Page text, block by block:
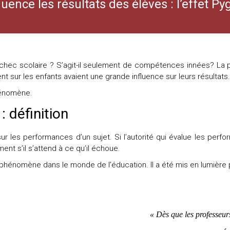
les résultats des élèves : l’effet
scolaire ? S’agit-il seulement de compétences innées? La
sur les enfants avaient une grande influence sur leurs résultats.
: définition
les performances d’un sujet. Si l’autorité qui évalue les
s’il s’attend à ce qu’il échoue.
dans le monde de l’éducation. Il a été mis en
« Dès que les